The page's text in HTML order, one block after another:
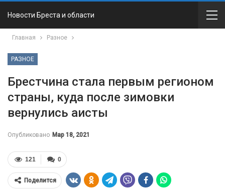
Новости Бреста и области
Главная Разное
РАЗНОЕ
Брестчина стала первым регионом
страны, куда после зимовки
вернулись аисты
Опубликовано Мар 18, 2021
0
121
Поделится